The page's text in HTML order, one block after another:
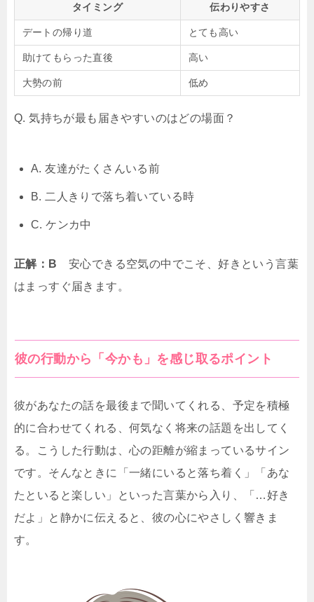
タイミング 伝わりやすさ
デートの帰り道 とても高い
助けてもらった直後 高い
大勢の前 低め
Q. 気持ちが最も届きやすいのはどの場面？
A. 友達がたくさんいる前
B. 二人きりで落ち着いている時
C. ケンカ中
正解：B 安心できる空気の中でこそ、好きという言葉
はまっすぐ届きます。
彼の行動から「今かも」を感じ取るポイント
彼があなたの話を最後まで聞いてくれる、予定を積極
的に合わせてくれる、何気なく将来の話題を出してく
る。こうした行動は、心の距離が縮まっているサイン
です。そんなときに「一緒にいると落ち着く」「あな
たといると楽しい」といった言葉から入り、「…好き
だよ」と静かに伝えると、彼の心にやさしく響きま
す。